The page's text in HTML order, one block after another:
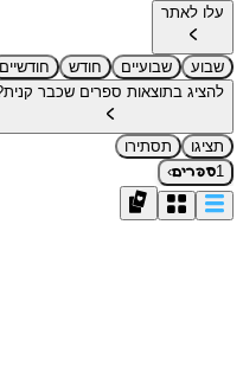
עלו לאתר
שבוע שבועיים חודש
חודשיים
להציג בתוצאות ספרים שכבר
תציגו
תסתירו
1ספרים›